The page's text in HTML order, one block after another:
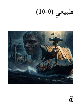
(0-10)